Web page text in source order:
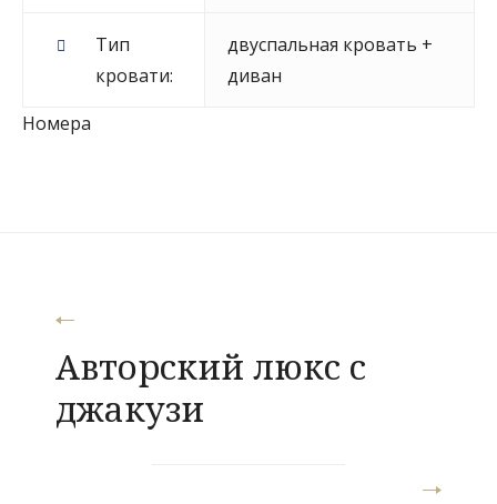
Тип
кровати:
двуспальная кровать +
диван
Номера
Навигация
по
записям
Авторский люкс с
джакузи